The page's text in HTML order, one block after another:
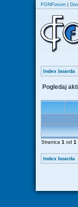
FONForum |
Index boarda
Pogledaj
Stranica 1 od 1
Index boarda